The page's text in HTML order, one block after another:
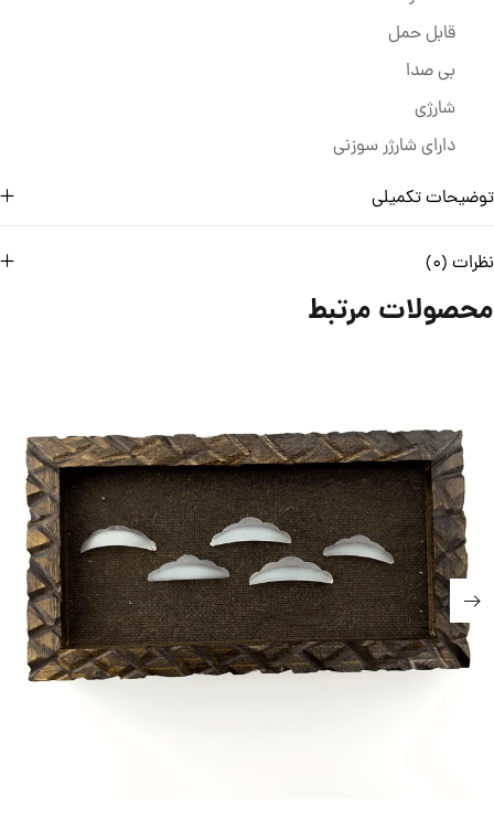
قابل حمل
بی صدا
شارژی
دارای شارژر سوزنی
توضیحات تکمیلی
نظرات (0)
محصولات مرتبط